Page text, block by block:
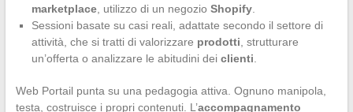
marketplace, utilizzo di un negozio Shopify.
Sessioni basate su casi reali, adattate secondo il settore di
attività, che si tratti di valorizzare prodotti, strutturare
un’offerta o analizzare le abitudini dei clienti.
Web Portail punta su una pedagogia attiva. Ognuno manipola,
testa, costruisce i propri contenuti. L’accompagnamento